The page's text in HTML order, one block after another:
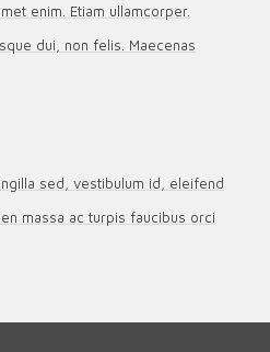
enim. Etiam ullamcorper.
dui, non felis. Maecenas
sed, vestibulum id, eleifend
massa ac turpis faucibus orci